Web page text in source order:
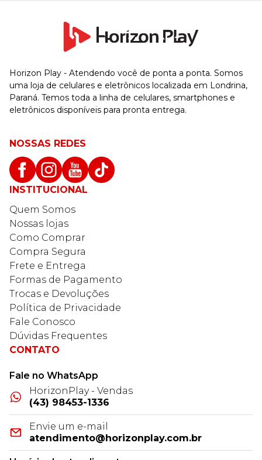
Horizon Play - Atendendo você de ponta a ponta. Somos
uma loja de celulares e eletrônicos localizada em Londrina,
Paraná. Temos toda a linha de celulares, smartphones e
eletrônicos disponíveis para pronta entrega.
NOSSAS REDES
INSTITUCIONAL
Quem Somos
Nossas lojas
Como Comprar
Compra Segura
Frete e Entrega
Formas de Pagamento
Trocas e Devoluções
Política de Privacidade
Fale Conosco
Dúvidas Frequentes
CONTATO
Fale no WhatsApp
HorizonPlay - Vendas
(43) 98453-1336
Envie um e-mail
atendimento@horizonplay.com.br